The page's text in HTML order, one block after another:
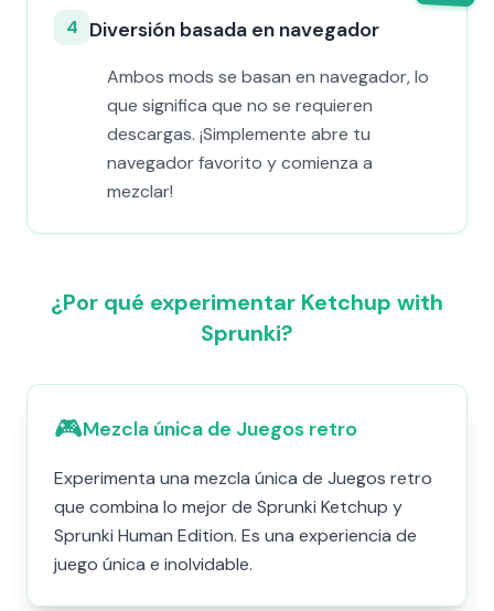
4 Diversión basada en navegador
Ambos mods se basan en navegador, lo
que significa que no se requieren
descargas. ¡Simplemente abre tu
navegador favorito y comienza a
mezclar!
¿Por qué experimentar Ketchup with
Sprunki?
🎮Mezcla única de Juegos retro
Experimenta una mezcla única de Juegos retro
que combina lo mejor de Sprunki Ketchup y
Sprunki Human Edition. Es una experiencia de
juego única e inolvidable.